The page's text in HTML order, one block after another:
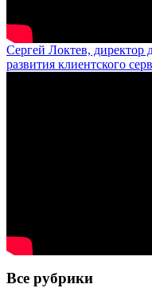
Сергей Локтев, директор
развития клиентского
Все рубрики